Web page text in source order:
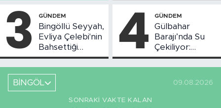
3 GÜNDEM
Bingöllü Seyyah,
Evliya Çelebi'nin
Bahsettiği
Bingöl'deki O
Yeri Görüntüledi
4 GÜNDEM
Gülbahar
Barajı’nda Su
Çekiliyor:
Piknikçi Sayısı
Azaldı
BİNGÖL
09.08.2026
SONRAKI VAKTE KALAN